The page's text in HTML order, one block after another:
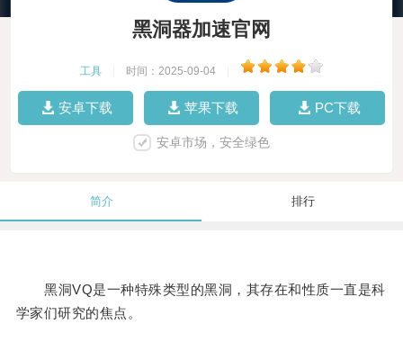
黑洞器加速官网
工具 时间：2025-09-04
安卓下载 苹果下载 PC下载
安卓市场，安全绿色
简介 排行
黑洞VQ是一种特殊类型的黑洞，其存在和性质一直是科
学家们研究的焦点。